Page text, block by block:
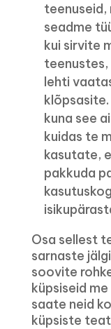
teenuseid,
seadme
kui sirvite
teenustes,
lehti
kuna see
kuidas te
kasutate,
pakkuda
Osa sellest
sarnaste
soovite
küpsiseid
saate neid
küpsiste